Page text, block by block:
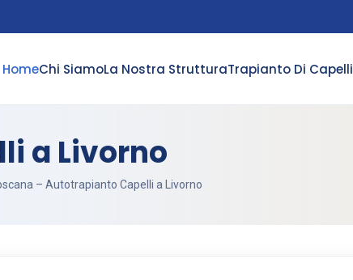
HomeChi SiamoLa Nostra StrutturaTrapianto Di Capelli
a Livorno
– Autotrapianto Capelli a Livorno